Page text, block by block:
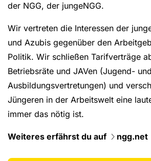
der NGG, der jungeNGG.
Wir vertreten die Interessen der
und Azubis gegenüber den
Politik. Wir schließen Tarifverträge
Betriebsräte und JAVen (Jugend- und
Ausbildungsvertretungen) und
Jüngeren in der Arbeitswelt eine
immer das nötig ist.
Weiteres erfährst du auf ngg.net